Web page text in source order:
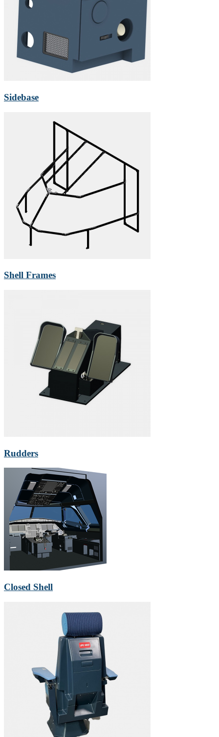
Sidebase
Shell Frames
Rudders
Closed Shell